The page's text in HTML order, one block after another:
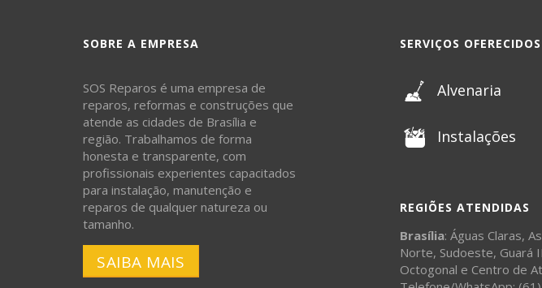
SOBRE A EMPRESA
SOS Reparos é uma empresa de
reparos, reformas e construções que
atende as cidades de Brasília e
região. Trabalhamos de forma
honesta e transparente, com
profissionais experientes capacitados
para instalação, manutenção e
reparos de qualquer natureza ou
tamanho.
SAIBA MAIS
SERVIÇOS OFERECIDOS
Alvenaria
Instalações
REGIÕES ATENDIDAS
Brasília: Águas Claras,
Norte, Sudoeste, Guará II
Octogonal e Centro de